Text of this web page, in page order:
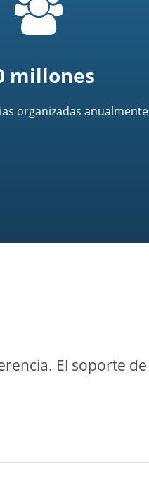
millones
organizadas anualmente
El soporte de